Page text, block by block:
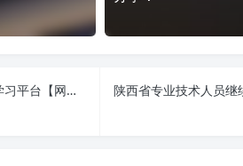
想提高 陕西省专业技术人员继续教育学习平台【网络课程已完成结课】-http://jxjy01.xidian.edu.cn/ 刷课效率？看看这些实用技巧